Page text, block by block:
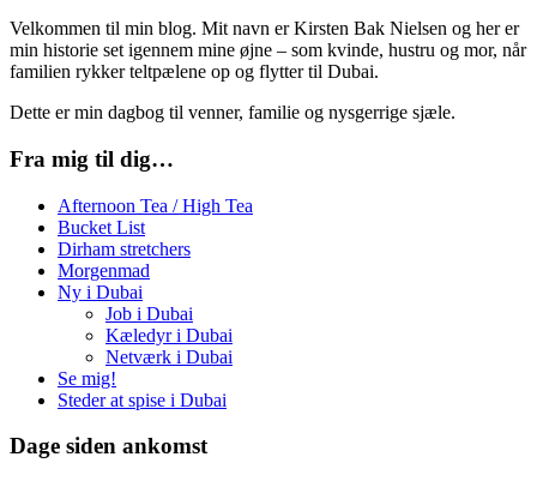
Velkommen til min blog. Mit navn er Kirsten Bak Nielsen og her er
min historie set igennem mine øjne – som kvinde, hustru og mor, når
familien rykker teltpælene op og flytter til Dubai.
Dette er min dagbog til venner, familie og nysgerrige sjæle.
Fra mig til dig…
Afternoon Tea / High Tea
Bucket List
Dirham stretchers
Morgenmad
Ny i Dubai
Job i Dubai
Kæledyr i Dubai
Netværk i Dubai
Se mig!
Steder at spise i Dubai
Dage siden ankomst